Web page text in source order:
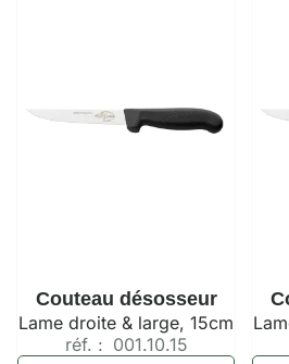
Couteau désosseur
Lame droite & large, 15cm
réf. : 001.10.15